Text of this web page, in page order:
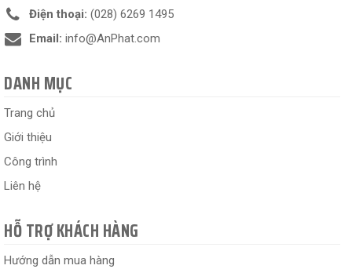
Điện thoại: (028) 6269 1495
Email: info@AnPhat.com
DANH MỤC
Trang chủ
Giới thiệu
Công trình
Liên hệ
HỖ TRỢ KHÁCH HÀNG
Hướng dẫn mua hàng